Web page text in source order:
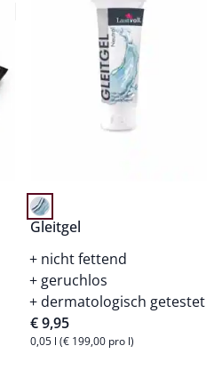
Gleitgel
nicht fettend
geruchlos
dermatologisch getestet
€ 9,95
0,05 l (€ 199,00 pro l)